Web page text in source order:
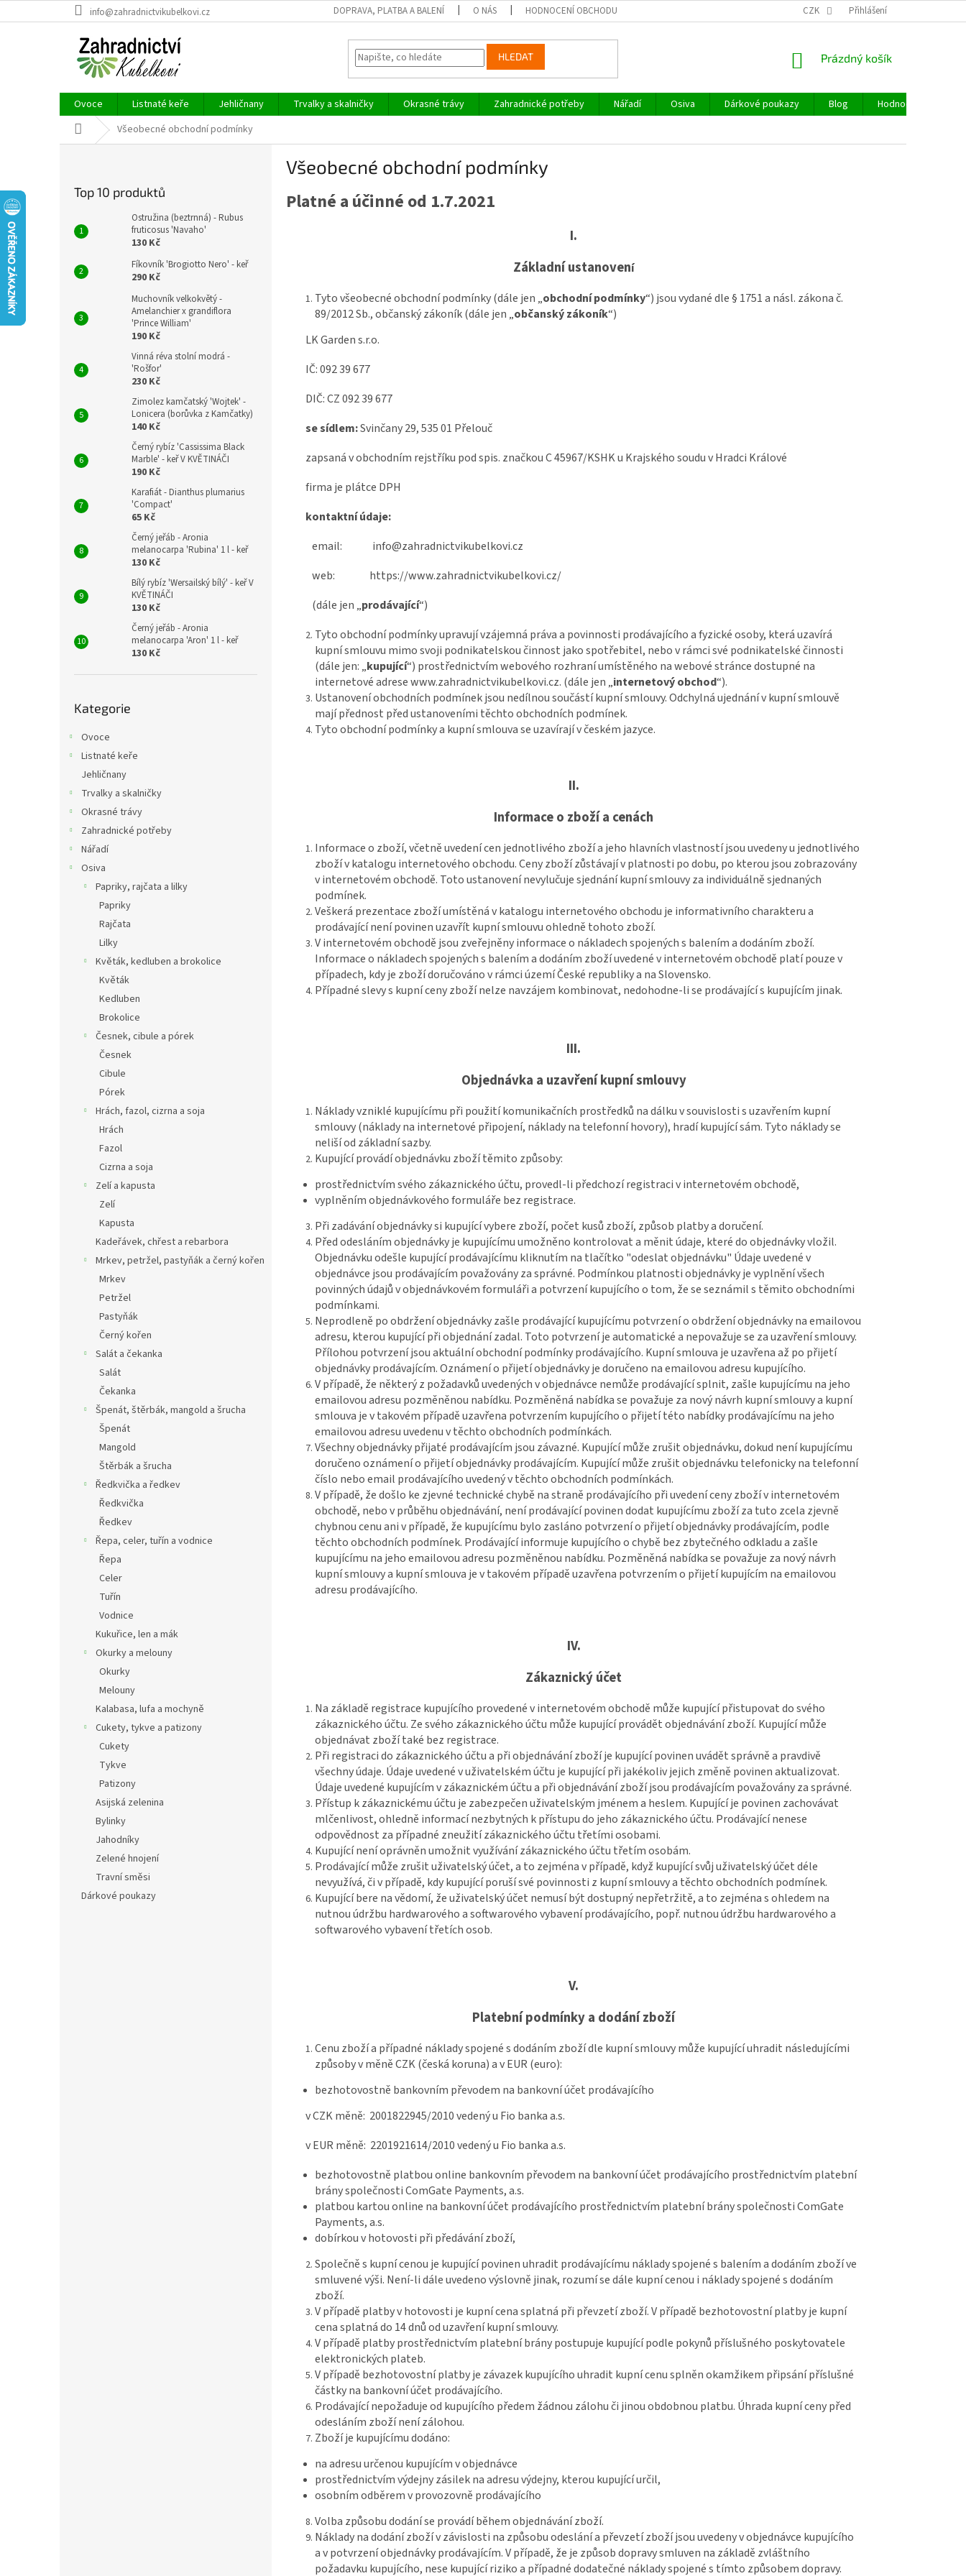
na
info@zahradnictvikubelkovi.cz DOPRAVA, PLATBA A BALENÍ O NÁS HODNOCENÍ OBCHODU CZK Přihlášení
HLEDAT
NÁKUPNÍ
Prázdný košík
Ovoce Listnaté keře Jehličnany Trvalky a skalničky Okrasné trávy Zahradnické potřeby Nářadí Osiva Dárkové poukazy Blog
Hodnocení obchodu
Domů Všeobecné obchodní podmínky
Top 10 produktů
Ostružina (beztrnná) - Rubus
fruticosus 'Navaho'
130 Kč
Fíkovník 'Brogiotto Nero' - keř
290 Kč
Muchovník velkokvětý -
Amelanchier x grandiflora
'Prince William'
190 Kč
Vinná réva stolní modrá -
'Rošfor'
230 Kč
Zimolez kamčatský 'Wojtek' -
Lonicera (borůvka z Kamčatky)
140 Kč
Černý rybíz 'Cassissima Black
Marble' - keř V KVĚTINÁČI
190 Kč
Karafiát - Dianthus plumarius
'Compact'
65 Kč
Černý jeřáb - Aronia
melanocarpa 'Rubina' 1 l - keř
130 Kč
Bílý rybíz 'Wersailský bílý' - keř V
KVĚTINÁČI
130 Kč
Černý jeřáb - Aronia
melanocarpa 'Aron' 1 l - keř
130 Kč
kategorie
Kategorie
Ovoce
Listnaté keře
Jehličnany
Trvalky a skalničky
Okrasné trávy
Zahradnické potřeby
Nářadí
Osiva
Papriky, rajčata a lilky
Papriky
Rajčata
Lilky
Květák, kedluben a brokolice
Květák
Kedluben
Brokolice
Česnek, cibule a pórek
Česnek
Cibule
Pórek
Hrách, fazol, cizrna a soja
Hrách
Fazol
Cizrna a soja
Zelí a kapusta
Zelí
Kapusta
Kadeřávek, chřest a rebarbora
Mrkev, petržel, pastyňák a černý kořen
Mrkev
Petržel
Pastyňák
Černý kořen
Salát a čekanka
Salát
Čekanka
Špenát, štěrbák, mangold a šrucha
Špenát
Mangold
Štěrbák a šrucha
Ředkvička a ředkev
Ředkvička
Ředkev
Řepa, celer, tuřín a vodnice
Řepa
Celer
Tuřín
Vodnice
Kukuřice, len a mák
Okurky a melouny
Okurky
Melouny
Kalabasa, lufa a mochyně
Cukety, tykve a patizony
Cukety
Tykve
Patizony
Asijská zelenina
Bylinky
Jahodníky
Zelené hnojení
Travní směsi
Dárkové poukazy
Všeobecné obchodní podmínky
Platné a účinné od 1.7.2021
I.
Základní ustanovení
Tyto všeobecné obchodní podmínky (dále jen „obchodní podmínky“) jsou vydané dle § 1751 a násl. zákona č.
89/2012 Sb., občanský zákoník (dále jen „občanský zákoník“)
LK Garden s.r.o.
IČ: 092 39 677
DIČ: CZ 092 39 677
se sídlem:Svinčany 29, 535 01 Přelouč
zapsaná v obchodním rejstříku pod spis. značkou C 45967/KSHK u Krajského soudu v Hradci Králové
firma je plátce DPH
kontaktní údaje:
email: info@zahradnictvikubelkovi.cz
web: https://www.zahradnictvikubelkovi.cz/
(dále jen „prodávající“)
Tyto obchodní podmínky upravují vzájemná práva a povinnosti prodávajícího a fyzické osoby, která uzavírá
kupní smlouvu mimo svoji podnikatelskou činnost jako spotřebitel, nebo v rámci své podnikatelské činnosti
(dále jen: „kupující“) prostřednictvím webového rozhraní umístěného na webové stránce dostupné na
internetové adrese www.zahradnictvikubelkovi.cz. (dále jen „internetový obchod“).
Ustanovení obchodních podmínek jsou nedílnou součástí kupní smlouvy. Odchylná ujednání v kupní smlouvě
mají přednost před ustanoveními těchto obchodních podmínek.
Tyto obchodní podmínky a kupní smlouva se uzavírají v českém jazyce.
II.
Informace o zboží a cenách
Informace o zboží, včetně uvedení cen jednotlivého zboží a jeho hlavních vlastností jsou uvedeny u jednotlivého
zboží v katalogu internetového obchodu. Ceny zboží zůstávají v platnosti po dobu, po kterou jsou zobrazovány
v internetovém obchodě. Toto ustanovení nevylučuje sjednání kupní smlouvy za individuálně sjednaných
podmínek.
Veškerá prezentace zboží umístěná v katalogu internetového obchodu je informativního charakteru a
prodávající není povinen uzavřít kupní smlouvu ohledně tohoto zboží.
V internetovém obchodě jsou zveřejněny informace o nákladech spojených s balením a dodáním zboží.
Informace o nákladech spojených s balením a dodáním zboží uvedené v internetovém obchodě platí pouze v
případech, kdy je zboží doručováno v rámci území České republiky a na Slovensko.
Případné slevy s kupní ceny zboží nelze navzájem kombinovat, nedohodne-li se prodávající s kupujícím jinak.
III.
Objednávka a uzavření kupní smlouvy
Náklady vzniklé kupujícímu při použití komunikačních prostředků na dálku v souvislosti s uzavřením kupní
smlouvy (náklady na internetové připojení, náklady na telefonní hovory), hradí kupující sám. Tyto náklady se
neliší od základní sazby.
Kupující provádí objednávku zboží těmito způsoby:
prostřednictvím svého zákaznického účtu, provedl-li předchozí registraci v internetovém obchodě,
vyplněním objednávkového formuláře bez registrace.
Při zadávání objednávky si kupující vybere zboží, počet kusů zboží, způsob platby a doručení.
Před odesláním objednávky je kupujícímu umožněno kontrolovat a měnit údaje, které do objednávky vložil.
Objednávku odešle kupující prodávajícímu kliknutím na tlačítko "odeslat objednávku" Údaje uvedené v
objednávce jsou prodávajícím považovány za správné. Podmínkou platnosti objednávky je vyplnění všech
povinných údajů v objednávkovém formuláři a potvrzení kupujícího o tom, že se seznámil s těmito obchodními
podmínkami.
Neprodleně po obdržení objednávky zašle prodávající kupujícímu potvrzení o obdržení objednávky na emailovou
adresu, kterou kupující při objednání zadal. Toto potvrzení je automatické a nepovažuje se za uzavření smlouvy.
Přílohou potvrzení jsou aktuální obchodní podmínky prodávajícího. Kupní smlouva je uzavřena až po přijetí
objednávky prodávajícím. Oznámení o přijetí objednávky je doručeno na emailovou adresu kupujícího.
V případě, že některý z požadavků uvedených v objednávce nemůže prodávající splnit, zašle kupujícímu na jeho
emailovou adresu pozměněnou nabídku. Pozměněná nabídka se považuje za nový návrh kupní smlouvy a kupní
smlouva je v takovém případě uzavřena potvrzením kupujícího o přijetí této nabídky prodávajícímu na jeho
emailovou adresu uvedenu v těchto obchodních podmínkách.
Všechny objednávky přijaté prodávajícím jsou závazné. Kupující může zrušit objednávku, dokud není kupujícímu
doručeno oznámení o přijetí objednávky prodávajícím. Kupující může zrušit objednávku telefonicky na telefonní
číslo nebo email prodávajícího uvedený v těchto obchodních podmínkách.
V případě, že došlo ke zjevné technické chybě na straně prodávajícího při uvedení ceny zboží v internetovém
obchodě, nebo v průběhu objednávání, není prodávající povinen dodat kupujícímu zboží za tuto zcela zjevně
chybnou cenu ani v případě, že kupujícímu bylo zasláno potvrzení o přijetí objednávky prodávajícím, podle
těchto obchodních podmínek. Prodávající informuje kupujícího o chybě bez zbytečného odkladu a zašle
kupujícímu na jeho emailovou adresu pozměněnou nabídku. Pozměněná nabídka se považuje za nový návrh
kupní smlouvy a kupní smlouva je v takovém případě uzavřena potvrzením o přijetí kupujícím na emailovou
adresu prodávajícího.
IV.
Zákaznický účet
Na základě registrace kupujícího provedené v internetovém obchodě může kupující přistupovat do svého
zákaznického účtu. Ze svého zákaznického účtu může kupující provádět objednávání zboží. Kupující může
objednávat zboží také bez registrace.
Při registraci do zákaznického účtu a při objednávání zboží je kupující povinen uvádět správně a pravdivě
všechny údaje. Údaje uvedené v uživatelském účtu je kupující při jakékoliv jejich změně povinen aktualizovat.
Údaje uvedené kupujícím v zákaznickém účtu a při objednávání zboží jsou prodávajícím považovány za správné.
Přístup k zákaznickému účtu je zabezpečen uživatelským jménem a heslem. Kupující je povinen zachovávat
mlčenlivost, ohledně informací nezbytných k přístupu do jeho zákaznického účtu. Prodávající nenese
odpovědnost za případné zneužití zákaznického účtu třetími osobami.
Kupující není oprávněn umožnit využívání zákaznického účtu třetím osobám.
Prodávající může zrušit uživatelský účet, a to zejména v případě, když kupující svůj uživatelský účet déle
nevyužívá, či v případě, kdy kupující poruší své povinnosti z kupní smlouvy a těchto obchodních podmínek.
Kupující bere na vědomí, že uživatelský účet nemusí být dostupný nepřetržitě, a to zejména s ohledem na
nutnou údržbu hardwarového a softwarového vybavení prodávajícího, popř. nutnou údržbu hardwarového a
softwarového vybavení třetích osob.
V.
Platební podmínky a dodání zboží
Cenu zboží a případné náklady spojené s dodáním zboží dle kupní smlouvy může kupující uhradit následujícími
způsoby v měně CZK (česká koruna) a v EUR (euro):
bezhotovostně bankovním převodem na bankovní účet prodávajícího
v CZK měně: 2001822945/2010 vedený u Fio banka a.s.
v EUR měně: 2201921614/2010 vedený u Fio banka a.s.
bezhotovostně platbou online bankovním převodem na bankovní účet prodávajícího prostřednictvím platební
brány společnosti ComGate Payments, a.s.
platbou kartou online na bankovní účet prodávajícího prostřednictvím platební brány společnosti ComGate
Payments, a.s.
dobírkou v hotovosti při předávání zboží,
Společně s kupní cenou je kupující povinen uhradit prodávajícímu náklady spojené s balením a dodáním zboží ve
smluvené výši. Není-li dále uvedeno výslovně jinak, rozumí se dále kupní cenou i náklady spojené s dodáním
zboží.
V případě platby v hotovosti je kupní cena splatná při převzetí zboží. V případě bezhotovostní platby je kupní
cena splatná do 14 dnů od uzavření kupní smlouvy.
V případě platby prostřednictvím platební brány postupuje kupující podle pokynů příslušného poskytovatele
elektronických plateb.
V případě bezhotovostní platby je závazek kupujícího uhradit kupní cenu splněn okamžikem připsání příslušné
částky na bankovní účet prodávajícího.
Prodávající nepožaduje od kupujícího předem žádnou zálohu či jinou obdobnou platbu. Úhrada kupní ceny před
odesláním zboží není zálohou.
Zboží je kupujícímu dodáno:
na adresu určenou kupujícím v objednávce
prostřednictvím výdejny zásilek na adresu výdejny, kterou kupující určil,
osobním odběrem v provozovně prodávajícího
Volba způsobu dodání se provádí během objednávání zboží.
Náklady na dodání zboží v závislosti na způsobu odeslání a převzetí zboží jsou uvedeny v objednávce kupujícího
a v potvrzení objednávky prodávajícím. V případě, že je způsob dopravy smluven na základě zvláštního
požadavku kupujícího, nese kupující riziko a případné dodatečné náklady spojené s tímto způsobem dopravy.